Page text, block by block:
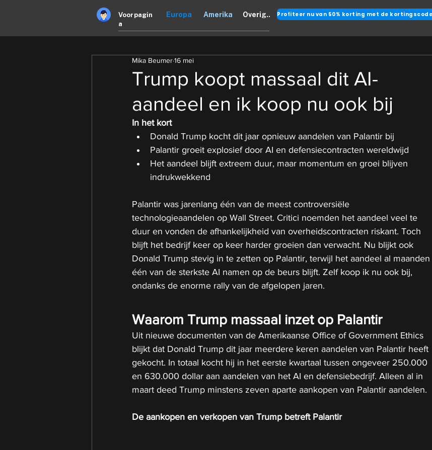
Voorpagin
a
Europa Amerika Overig..
Trump koopt massaal dit AI-
aandeel en ik koop nu ook bij
Mika Beumer16 mei
In het kort
Donald Trump kocht dit jaar opnieuw aandelen van Palantir bij
Palantir groeit explosief door AI en defensiecontracten wereldwijd
Het aandeel blijft extreem duur, maar momentum en groei blijven
indrukwekkend
Palantir was jarenlang één van de meest controversiële
technologieaandelen op Wall Street. Critici noemden het aandeel veel te
duur en vonden de afhankelijkheid van overheidscontracten riskant. Toch
blijft het bedrijf keer op keer harder groeien dan verwacht. Nu blijkt ook
Donald Trump stevig in te zetten op Palantir, terwijl het aandeel al maanden
één van de sterkste AI namen op de beurs blijft. Zelf koop ik nu ook bij,
ondanks de enorme rally van de afgelopen jaren.
Waarom Trump massaal inzet op Palantir
Uit nieuwe documenten van de Amerikaanse Office of Government Ethics
blijkt dat Donald Trump dit jaar meerdere keren aandelen van Palantir heeft
gekocht. In totaal kocht hij in het eerste kwartaal tussen ongeveer 250.000
en 630.000 dollar aan aandelen van het AI en defensiebedrijf. Alleen al in
maart deed Trump minstens zeven aparte aankopen van Palantir aandelen.
De aankopen en verkopen van Trump betreft Palantir